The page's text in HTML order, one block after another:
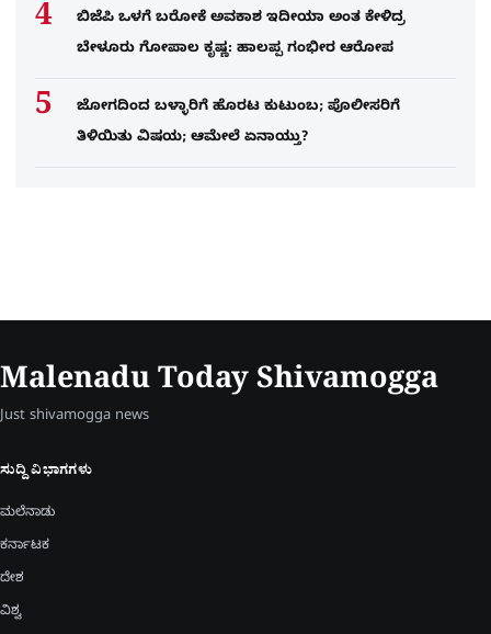
ಬಿಜೆಪಿ ಒಳಗೆ ಬರೋಕೆ ಅವಕಾಶ ಇದೀಯಾ ಅಂತ ಕೇಳಿದ್ರ
ಬೇಳೂರು ಗೋಪಾಲ ಕೃಷ್ಣ: ಹಾಲಪ್ಪ ಗಂಭೀರ ಆರೋಪ
ಜೋಗದಿಂದ ಬಳ್ಳಾರಿಗೆ ಹೊರಟ ಕುಟುಂಬ; ಪೊಲೀಸರಿಗೆ
ತಿಳಿಯಿತು ವಿಷಯ; ಆಮೇಲೆ ಏನಾಯ್ತು?
Malenadu Today Shivamogga
Just shivamogga news
ಸುದ್ದಿ ವಿಭಾಗಗಳು
ಮಲೆನಾಡು
ಕರ್ನಾಟಕ
ದೇಶ
ವಿಶ್ವ